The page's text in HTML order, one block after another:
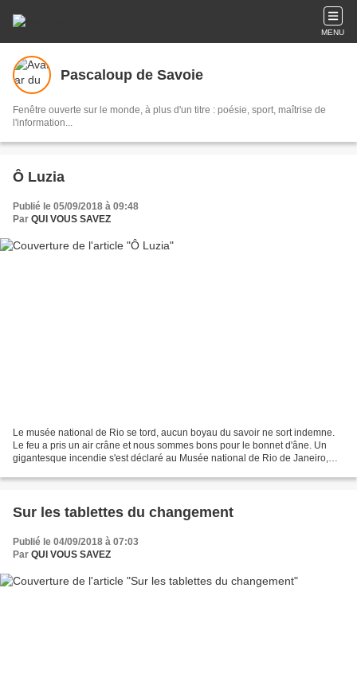
MENU
Pascaloup de Savoie
Fenêtre ouverte sur le monde, à plus d'un titre : poésie, sport, maîtrise de
l'information...
Ô Luzia
Publié le 05/09/2018 à 09:48
Par QUI VOUS SAVEZ
Le musée national de Rio se tord, aucun boyau du savoir ne sort indemne.
Le feu a pris un air crâne et nous sommes bons pour le bonnet d'âne. Un
gigantesque incendie s'est déclaré au Musée national de Rio de Janeiro,
Sur les tablettes du changement
Publié le 04/09/2018 à 07:03
Par QUI VOUS SAVEZ